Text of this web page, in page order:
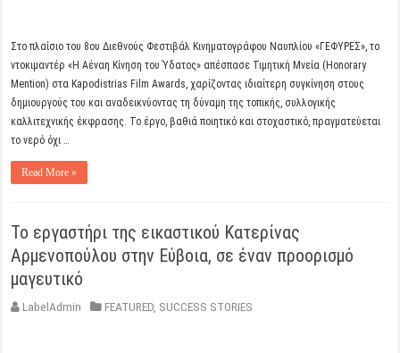
Στο πλαίσιο του 8ου Διεθνούς Φεστιβάλ Κινηματογράφου Ναυπλίου «ΓΕΦΥΡΕΣ», το
ντοκιμαντέρ «Η Αέναη Κίνηση του Ύδατος» απέσπασε Τιμητική Μνεία (Honorary
Mention) στα Kapodistrias Film Awards, χαρίζοντας ιδιαίτερη συγκίνηση στους
δημιουργούς του και αναδεικνύοντας τη δύναμη της τοπικής, συλλογικής
καλλιτεχνικής έκφρασης. Το έργο, βαθιά ποιητικό και στοχαστικό, πραγματεύεται
το νερό όχι …
Read More »
Το εργαστήρι της εικαστικού Κατερίνας
Αρμενοπούλου στην Εύβοια, σε έναν προορισμό
μαγευτικό
LabelAdmin FEATURED SUCCESS STORIES